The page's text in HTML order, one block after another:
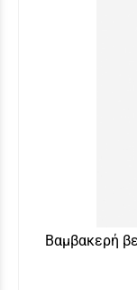
Βαμβακερή